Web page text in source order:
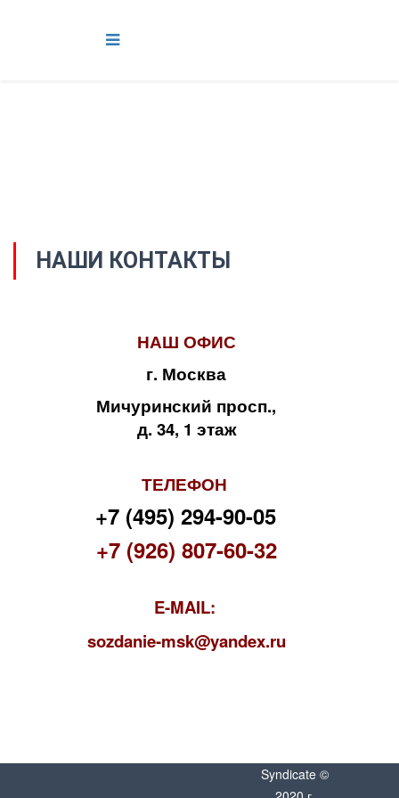
НАШИ КОНТАКТЫ
НАШ ОФИС
г. Москва
Мичуринский просп.,
д. 34, 1 этаж
ТЕЛЕФОН
+7 (495) 294-90-05
+7 (926) 807-60-32
E-MAIL:
sozdanie-msk@yandex.ru
Syndicate ©